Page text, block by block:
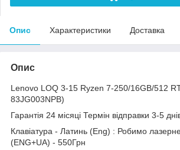
Опис Характеристики Доставка
Опис
Lenovo LOQ 3-15 Ryzen 7-250/16GB/512
83JG003NPB)
Гарантія 24 місяці Термін відправки 3-5
Клавіатура - Латинь (Eng) : Робимо
(ENG+UA) - 550Грн